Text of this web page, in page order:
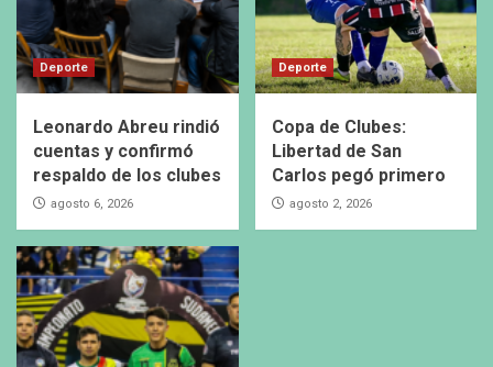
Deporte
Leonardo Abreu rindió
cuentas y confirmó
respaldo de los clubes
agosto 6, 2026
Deporte
Copa de Clubes:
Libertad de San
Carlos pegó primero
agosto 2, 2026